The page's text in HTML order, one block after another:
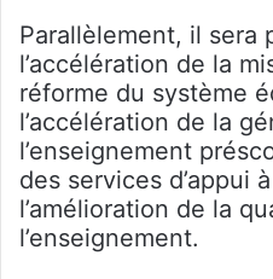
Parallèlement, il sera
l’accélération de la
réforme du système
l’accélération de la
l’enseignement
des services d’appui
l’amélioration de la
l’enseignement.